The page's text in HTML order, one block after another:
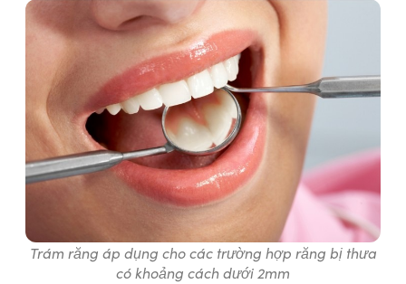
Trám răng áp dụng cho các trường hợp răng bị thưa
có khoảng cách dưới 2mm